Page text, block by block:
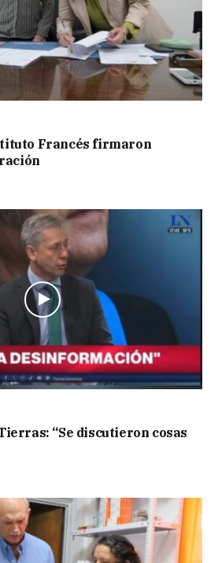
Francés firmaron
“Se discutieron cosas